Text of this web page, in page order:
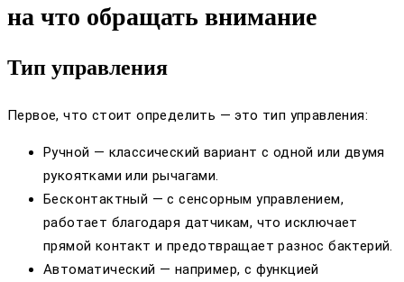
на что обращать внимание
Тип управления
Первое, что стоит определить — это тип управления:
Ручной — классический вариант с одной или двумя
рукоятками или рычагами.
Бесконтактный — с сенсорным управлением,
работает благодаря датчикам, что исключает
прямой контакт и предотвращает разнос бактерий.
Автоматический — например, с функцией